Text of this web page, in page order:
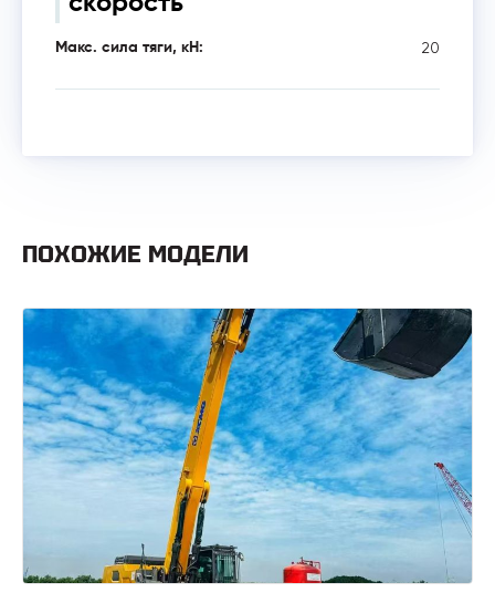
Макс. сила тяги, кН: 20
ПОХОЖИЕ МОДЕЛИ